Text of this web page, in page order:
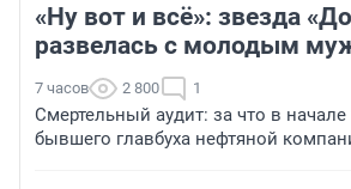
«Ну вот и всё»: звезда
развелась с молодым
7 часов 2 800 1
Смертельный аудит: за что в начале
бывшего главбуха нефтяной